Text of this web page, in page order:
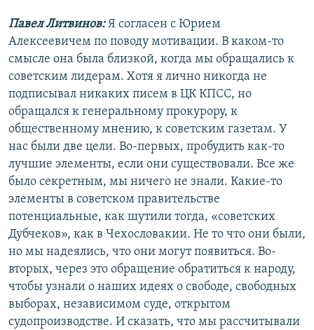
Павел Литвинов:Я согласен с Юрием
Алексеевичем по поводу мотивации. В каком-то
смысле она была близкой, когда мы обращались к
советским лидерам. Хотя я лично никогда не
подписывал никаких писем в ЦК КПСС, но
обращался к генеральному прокурору, к
общественному мнению, к советским газетам. У
нас были две цели. Во-первых, пробудить как-то
лучшие элементы, если они существовали. Все же
было секретным, мы ничего не знали. Какие-то
элементы в советском правительстве
потенциальные, как шутили тогда, «советских
Дубчеков», как в Чехословакии. Не то что они были,
но мы надеялись, что они могут появиться. Во-
вторых, через это обращение обратиться к народу,
чтобы узнали о наших идеях о свободе, свободных
выборах, независимом суде, открытом
судопроизводстве. И сказать, что мы рассчитывали